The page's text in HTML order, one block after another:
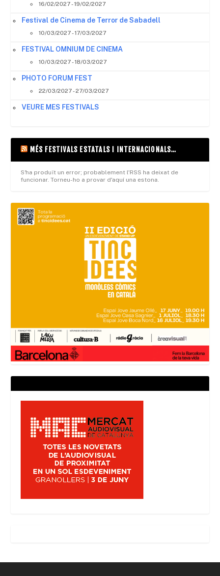
16/02/2027 - 19/02/2027
Festival de Cinema de Terror de Sabadell
10/03/2027 - 17/03/2027
FESTIVAL OMNIUM DE CINEMA
10/03/2027 - 18/03/2027
PHOTO FORUM FEST
22/03/2027 - 27/03/2027
VEURE MES FESTIVALS
MÉS FESTIVALS ESTATALS I INTERNACIONALS…
S'ha produït un error; probablement l'RSS ha deixat de
funcionar. Torneu-ho a provar d'aquí una estona.